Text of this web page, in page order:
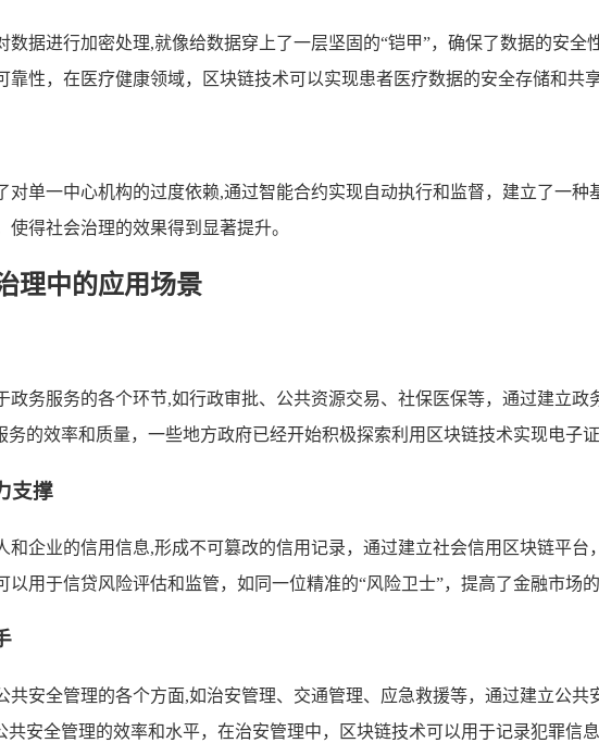
数据进行加密处理,就像给数据穿上了一层坚固的“铠甲”，确保了数据的安
性，在医疗健康领域，区块链技术可以实现患者医疗数据的安全存储和共
对单一中心机构的过度依赖,通过智能合约实现自动执行和监督，建立了一
得社会治理的效果得到显著提升。
理中的应用场景
政务服务的各个环节,如行政审批、公共资源交易、社保医保等，通过建立
务的效率和质量，一些地方政府已经开始积极探索利用区块链技术实现电子
支撑
和企业的信用信息,形成不可篡改的信用记录，通过建立社会信用区块链平
用于信贷风险评估和监管，如同一位精准的“风险卫士”，提高了金融市场的
共安全管理的各个方面,如治安管理、交通管理、应急救援等，通过建立公
共安全管理的效率和水平，在治安管理中，区块链技术可以用于记录犯罪信